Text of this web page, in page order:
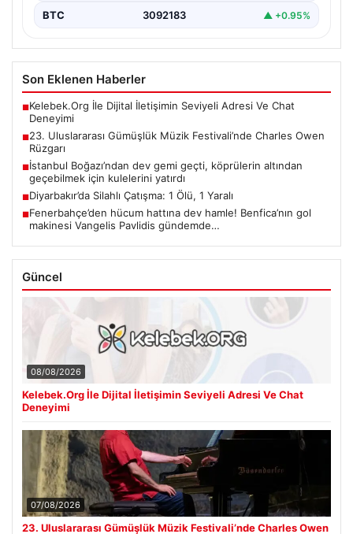
BTC 3092183 ▲ +0.95%
Son Eklenen Haberler
■Kelebek.Org İle Dijital İletişimin Seviyeli Adresi Ve Chat
Deneyimi
■23. Uluslararası Gümüşlük Müzik Festivali’nde Charles Owen
Rüzgarı
■İstanbul Boğazı’ndan dev gemi geçti, köprülerin altından
geçebilmek için kulelerini yatırdı
■Diyarbakır’da Silahlı Çatışma: 1 Ölü, 1 Yaralı
■Fenerbahçe’den hücum hattına dev hamle! Benfica’nın gol
makinesi Vangelis Pavlidis gündemde…
Güncel
08/08/2026
Kelebek.Org İle Dijital İletişimin Seviyeli Adresi Ve Chat
Deneyimi
07/08/2026
23. Uluslararası Gümüşlük Müzik Festivali’nde Charles Owen